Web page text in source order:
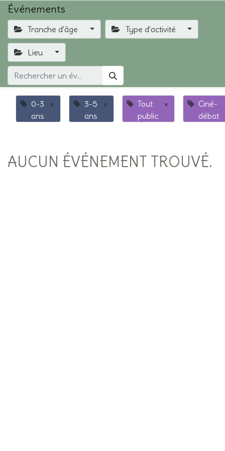
Événements
Tranche d'âge Type d'activité
Lieu
0-3
ans
×
3-5
ans
×
Tout
public
×
Ciné-
débat
AUCUN ÉVÉNEMENT TROUVÉ.